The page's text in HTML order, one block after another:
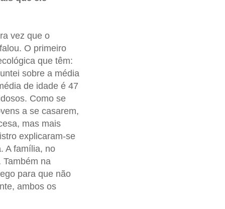
vez que o
O primeiro
que têm:
sobre a média
de idade é 47
Como se
a se casarem,
mas mais
explicaram-se
A família, no
na
para que não
ambos os